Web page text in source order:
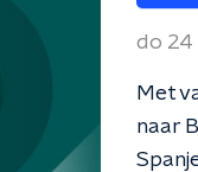
do 24
Met
naar